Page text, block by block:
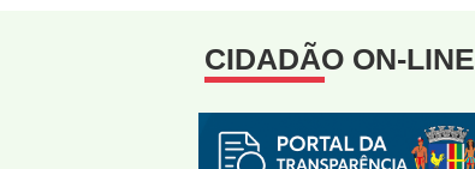
CIDADÃO ON-LINE